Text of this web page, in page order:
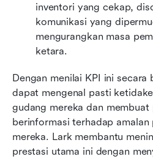
inventori yang cekap,
komunikasi yang
mengurangkan masa
ketara.
Dengan menilai KPI ini secara
dapat mengenal pasti
gudang mereka dan membuat
berinformasi terhadap amalan
mereka. Lark membantu
prestasi utama ini dengan